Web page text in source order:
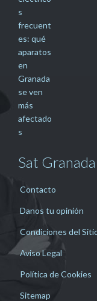
Sat Granada
Contacto
Danos tu opinión
Condiciones del
Aviso Legal
Política de Cookies
Sitemap